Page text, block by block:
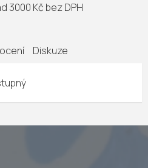
3000 Kč bez DPH
Diskuze